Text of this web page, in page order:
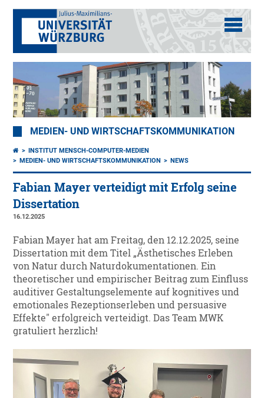
MEDIEN- UND WIRTSCHAFTSKOMMUNIKATION
INSTITUT MENSCH-COMPUTER-MEDIEN
MEDIEN- UND WIRTSCHAFTSKOMMUNIKATION
NEWS
Fabian Mayer verteidigt mit Erfolg seine
Dissertation
16.12.2025
Fabian Mayer hat am Freitag, den 12.12.2025, seine
Dissertation mit dem Titel „Ästhetisches Erleben
von Natur durch Naturdokumentationen. Ein
theoretischer und empirischer Beitrag zum Einfluss
auditiver Gestaltungselemente auf kognitives und
emotionales Rezeptionserleben und persuasive
Effekte" erfolgreich verteidigt. Das Team MWK
gratuliert herzlich!